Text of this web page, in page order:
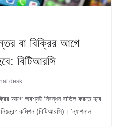
বা বিক্রির আগে
বিটিআরসি
desk
আগে অবশ্যই নিবন্ধন বাতিল করতে হবে
কমিশন (বিটিআরসি)। ‘ন্যাশনাল